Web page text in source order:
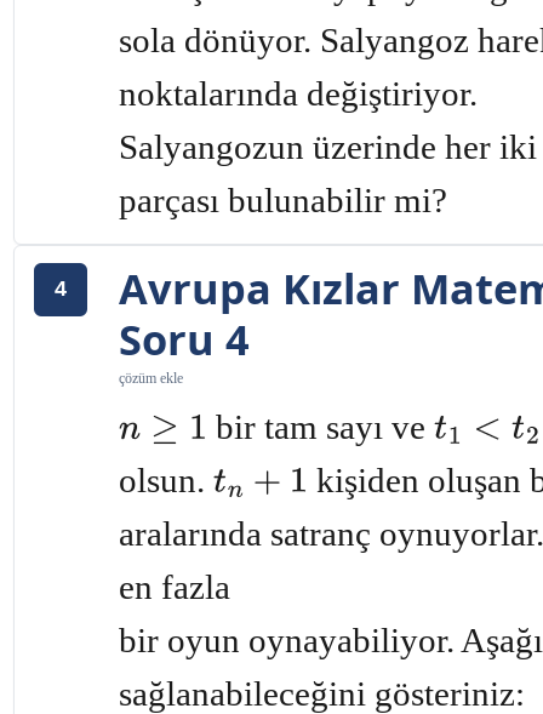
sola dönüyor. Salyangoz
noktalarında değiştiriyor.
Salyangozun üzerinde her
parçası bulunabilir mi?
4
Avrupa Kızlar
Soru 4
çözüm ekle
n ≥1 bir tam sayı vet1 < <...< n
olsun. tn+1
kişiden oluşan
aralarında satranç
en fazla
bir oyun oynayabiliyor.
sağlanabileceğini gösteriniz: